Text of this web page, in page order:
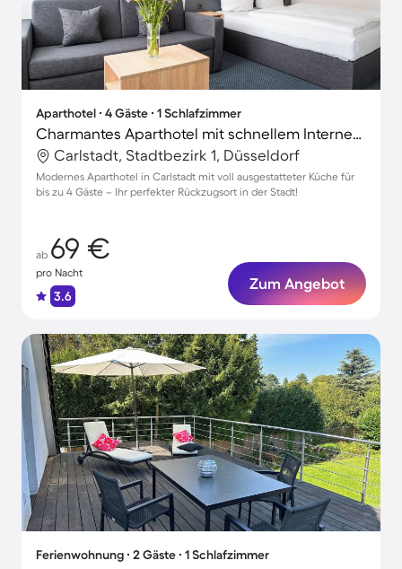
Aparthotel ∙ 4 Gäste ∙ 1 Schlafzimmer
Charmantes Aparthotel mit schnellem Internet | Perfekt für die Arbeit von Zuhause
Carlstadt, Stadtbezirk 1, Düsseldorf
Modernes Aparthotel in Carlstadt mit voll ausgestatteter Küche für
bis zu 4 Gäste – Ihr perfekter Rückzugsort in der Stadt!
ab 69 €
pro Nacht
3.6
Zum Angebot
Ferienwohnung ∙ 2 Gäste ∙ 1 Schlafzimmer